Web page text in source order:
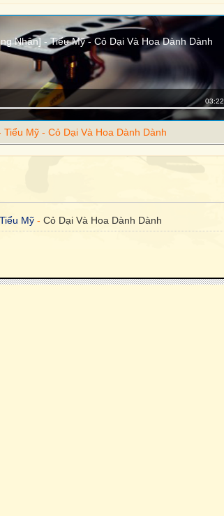
Nhân] - Tiểu Mỹ - Cỏ Dại Và Hoa Dành Dành
03:22
Mỹ - Cỏ Dại Và Hoa Dành Dành
Tiểu Mỹ - Cỏ Dại Và Hoa Dành Dành